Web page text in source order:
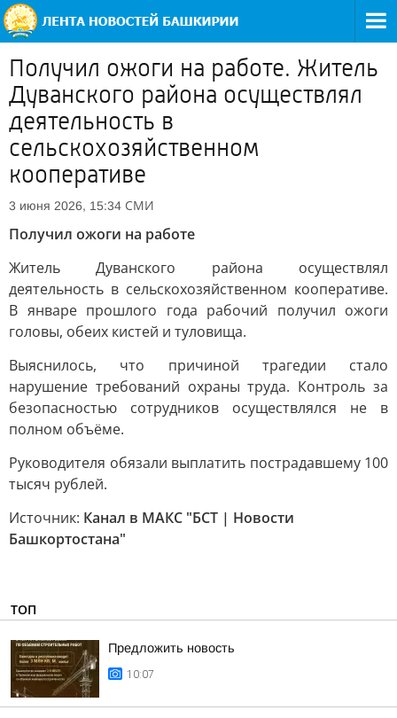
Получил ожоги на работе. Житель
Дуванского района осуществлял
деятельность в
сельскохозяйственном
кооперативе
3 июня 2026, 15:34 СМИ
Получил ожоги на работе
Житель Дуванского района осуществлял
деятельность в сельскохозяйственном кооперативе.
В январе прошлого года рабочий получил ожоги
головы, обеих кистей и туловища.
Выяснилось, что причиной трагедии стало
нарушение требований охраны труда. Контроль за
безопасностью сотрудников осуществлялся не в
полном объёме.
Руководителя обязали выплатить пострадавшему 100
тысяч рублей.
Источник: Канал в МАКС "БСТ | Новости
Башкортостана"
ТОП
Предложить новость
10:07